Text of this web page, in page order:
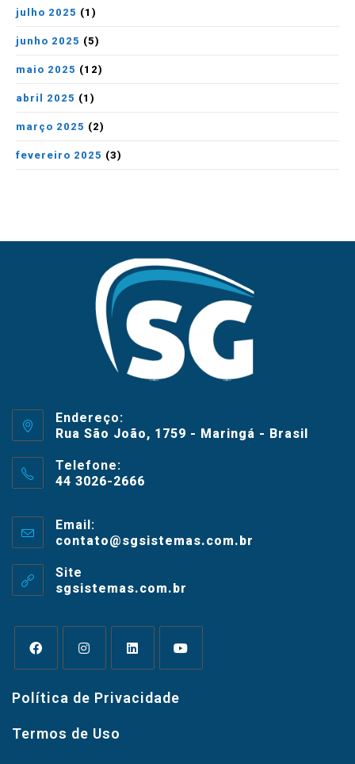
julho 2025 (1)
junho 2025 (5)
maio 2025 (12)
abril 2025 (1)
março 2025 (2)
fevereiro 2025 (3)
Endereço:
Rua São João, 1759 - Maringá - Brasil
Telefone:
44 3026-2666
Email:
contato@sgsistemas.com.br
Site
sgsistemas.com.br
Política de Privacidade
Termos de Uso